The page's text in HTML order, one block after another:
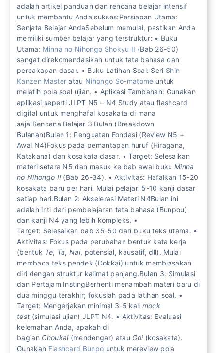
adalah artikel panduan dan rencana belajar intensif
untuk membantu Anda sukses:Persiapan Utama:
Senjata Belajar AndaSebelum memulai, pastikan Anda
memiliki sumber belajar yang terstruktur: • Buku
Utama: Minna no Nihongo Shokyu II (Bab 26-50)
sangat direkomendasikan untuk tata bahasa dan
percakapan dasar. • Buku Latihan Soal: Seri Shin
Kanzen Master atau Nihongo So-matome untuk
melatih pola soal ujian. • Aplikasi Tambahan: Gunakan
aplikasi seperti JLPT N5 – N4 Study atau flashcard
digital untuk menghafal kosakata di mana
saja.Rencana Belajar 3 Bulan (Breakdown
Bulanan)Bulan 1: Penguatan Fondasi (Review N5 +
Awal N4)Fokus pada pemantapan huruf (Hiragana,
Katakana) dan kosakata dasar. • Target: Selesaikan
materi setara N5 dan masuk ke bab awal bukuMinna
no Nihongo II (Bab 26-34). • Aktivitas: Hafalkan 15-20
kosakata baru per hari. Mulai pelajari 5-10 kanji dasar
setiap hari.Bulan 2: Akselerasi Materi N4Bulan ini
adalah inti dari pembelajaran tata bahasa (Bunpou)
dan kanji N4 yang lebih kompleks. •
Target: Selesaikan bab 35-50 dari buku teks utama. •
Aktivitas: Fokus pada perubahan bentuk kata kerja
(bentuk Te, Ta,Nai, potensial, kausatif, dll). Mulai
membaca teks pendek (Dokkai) untuk membiasakan
diri dengan struktur kalimat panjang.Bulan 3: Simulasi
dan Pertajam InstingBerhenti menambah materi baru di
dua minggu terakhir; fokuslah pada latihan soal. •
Target: Mengerjakan minimal 3-5 kali mock
test (simulasi ujian) JLPT N4. • Aktivitas: Evaluasi
kelemahan Anda, apakah di
bagian Choukai(mendengar) atau Goi(kosakata).
Gunakan Flashcard Bunpo untuk mereview pola